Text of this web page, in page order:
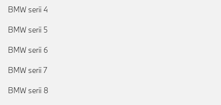
BMW serii 4
BMW serii 5
BMW serii 6
BMW serii 7
BMW serii 8